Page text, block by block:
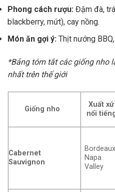
Phong cách rượu: Đậm đà,
blackberry, mứt), cay nồng.
Món ăn gợi ý: Thịt nướng
*Bảng tóm tắt các giống nho
nhất trên thế giới
Giống nho
Xuất xứ
nổi
Cabernet
Sauvignon
Napa
Valley